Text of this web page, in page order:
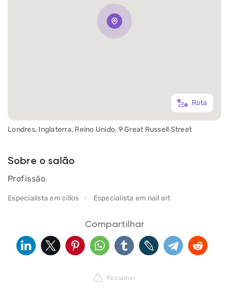
Rota
Londres, Inglaterra, Reino Unido, 9 Great Russell Street
Sobre o salão
Profissão
Especialista em cílios Especialista em nail art
Compartilhar
Reclamar